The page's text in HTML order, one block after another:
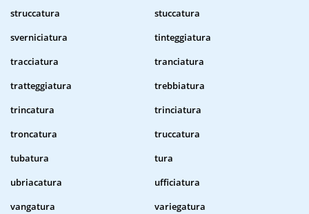
struccatura
stuccatura
sverniciatura
tinteggiatura
tracciatura
tranciatura
tratteggiatura
trebbiatura
trincatura
trinciatura
troncatura
truccatura
tubatura
tura
ubriacatura
ufficiatura
vangatura
variegatura